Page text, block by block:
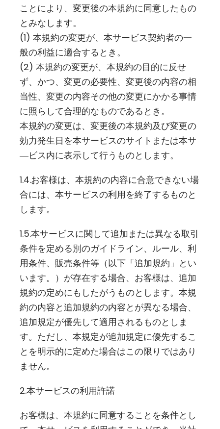
ことにより、変更後の本規約に同意したもの
とみなします。
(1) 本規約の変更が、本サービス契約者の一
般の利益に適合するとき。
(2) 本規約の変更が、本規約の目的に反せ
ず、かつ、変更の必要性、変更後の内容の相
当性、変更の内容その他の変更にかかる事情
に照らして合理的なものであるとき。
本規約の変更は、変更後の本規約及び変更の
効力発生日を本サービスのサイトまたは本サ
―ビス内に表示して行うものとします。
1.4.お客様は、本規約の内容に合意できない場
合には、本サービスの利用を終了するものと
します。
1.5.本サービスに関して追加または異なる取引
条件を定める別のガイドライン、ルール、利
用条件、販売条件等（以下「追加規約」とい
います。）が存在する場合、お客様は、追加
規約の定めにもしたがうものとします。本規
約の内容と追加規約の内容とが異なる場合、
追加規定が優先して適用されるものとしま
す。ただし、本規定が追加規定に優先するこ
とを明示的に定めた場合はこの限りではあり
ません。
2.本サービスの利用許諾
お客様は、本規約に同意することを条件とし